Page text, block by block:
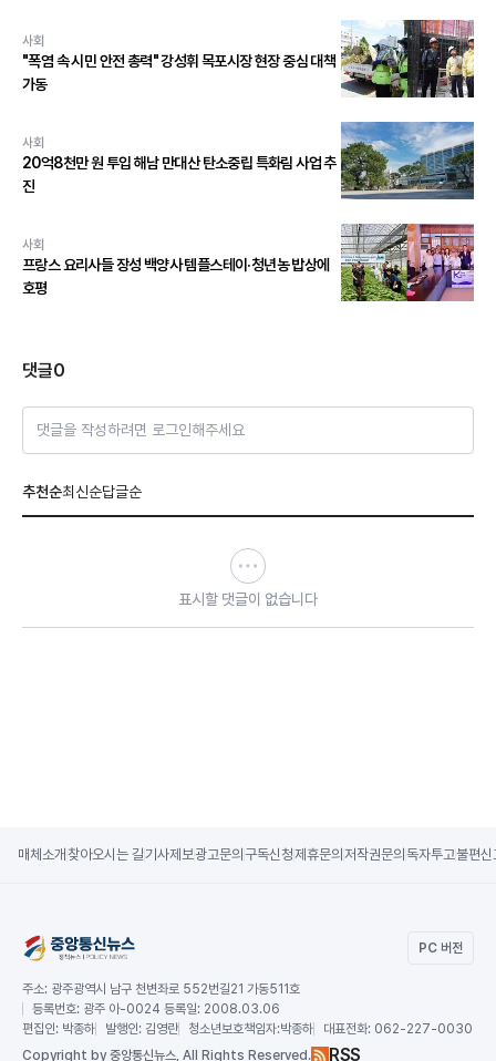
사회
"폭염 속 시민 안전 총력" 강성휘 목포시장 현장 중심 대책
가동
사회
20억8천만 원 투입 해남 만대산 탄소중립 특화림 사업 추
진
사회
프랑스 요리사들 장성 백양사 템플스테이·청년농 밥상에
호평
댓글0
댓글을 작성하려면 로그인해주세요
추천순최신순답글순
표시할 댓글이 없습니다
매체소개 찾아오시는 길기사제보광고문의 구독신청제휴문의 저작권문의 독자투고불편신
PC 버전
주소: 광주광역시 남구 천변좌로 552번길21 가동511호
등록번호: 광주 아-0024 등록일: 2008.03.06
편집인: 박종하 발행인: 김영란 청소년보호책임자:박종하 대표전화: 062-227-0030
Copyright by 중앙통신뉴스, All Rights Reserved. RSS